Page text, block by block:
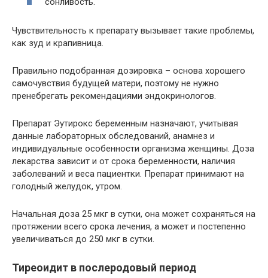
Чувствительность к препарату вызывает такие проблемы,
как зуд и крапивница.
Правильно подобранная дозировка – основа хорошего
самочувствия будущей матери, поэтому не нужно
пренебрегать рекомендациями эндокринологов.
Препарат Эутирокс беременным назначают, учитывая
данные лабораторных обследований, анамнез и
индивидуальные особенности организма женщины. Доза
лекарства зависит и от срока беременности, наличия
заболеваний и веса пациентки. Препарат принимают на
голодный желудок, утром.
Начальная доза 25 мкг в сутки, она может сохраняться на
протяжении всего срока лечения, а может и постепенно
увеличиваться до 250 мкг в сутки.
Тиреоидит в послеродовый период